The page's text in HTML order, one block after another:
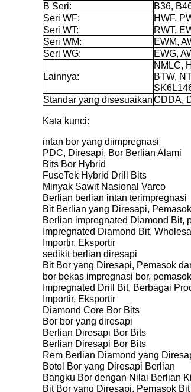
B Seri:
B36,
Seri WF:
HWF,
Seri WT:
RWT,
Seri WM:
EWM,
Seri WG:
EWG,
Lainnya:
NMLC,
BTW,
Standar yang disesuaikanCDDA,
Kata kunci:
intan bor yang diimpregnasi
PDC, Diresapi, Bor Berlian Alami
Bits Bor Hybrid
FuseTek Hybrid Drill Bits
Minyak Sawit Nasional Varco
Berlian berlian intan terimpregnasi
Bit Berlian yang Diresapi,
Berlian impregnated Diamond Bit,
Impregnated Diamond Bit,
Importir, Eksportir
sedikit berlian diresapi
Bit Bor yang Diresapi, Pemasok
bor bekas impregnasi bor,
Impregnated Drill Bit, Berbagai
Importir, Eksportir
Diamond Core Bor Bits
Bor bor yang diresapi
Berlian Diresapi Bor Bits
Berlian Diresapi Bor Bits
Rem Berlian Diamond yang
Botol Bor yang Diresapi Berlian
Bangku Bor dengan Nilai Berlian
Bit Bor yang Diresapi, Pemasok